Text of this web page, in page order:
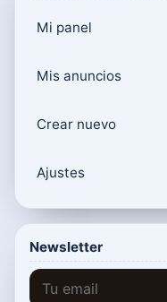
Mi panel
Mis anuncios
Crear nuevo
Ajustes
Newsletter